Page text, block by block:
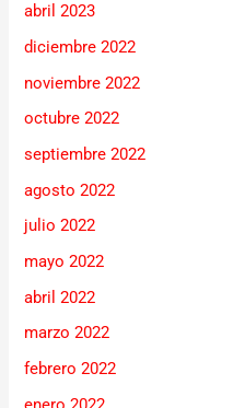
abril 2023
diciembre 2022
noviembre 2022
octubre 2022
septiembre 2022
agosto 2022
julio 2022
mayo 2022
abril 2022
marzo 2022
febrero 2022